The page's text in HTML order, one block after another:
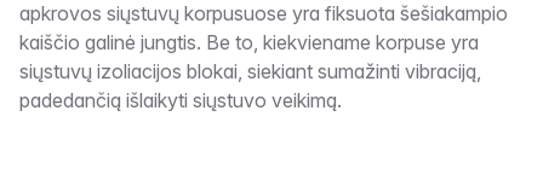
apkrovos siųstuvų korpusuose yra fiksuota šešiakampio
kaiščio galinė jungtis. Be to, kiekviename korpuse yra
siųstuvų izoliacijos blokai, siekiant sumažinti vibraciją,
padedančią išlaikyti siųstuvo veikimą.